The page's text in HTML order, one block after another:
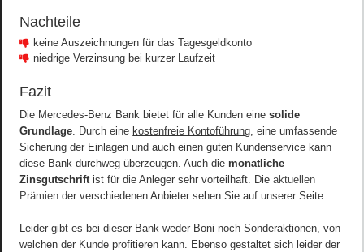
Nachteile
keine Auszeichnungen für das Tagesgeldkonto
niedrige Verzinsung bei kurzer Laufzeit
Fazit
Die Mercedes-Benz Bank bietet für alle Kunden einesolide
Grundlage. Durch eine kostenfreie Kontoführung, eine umfassende
Sicherung der Einlagen und auch einenguten Kundenservice kann
diese Bank durchweg überzeugen. Auch diemonatliche
Zinsgutschriftist für die Anleger sehr vorteilhaft. Dieaktuellen
Prämien der verschiedenen Anbieter sehen Sie auf unserer Seite.
Leider gibt es bei dieser Bank weder Boni noch Sonderaktionen, von
welchen der Kunde profitieren kann. Ebenso gestaltet sich leider der